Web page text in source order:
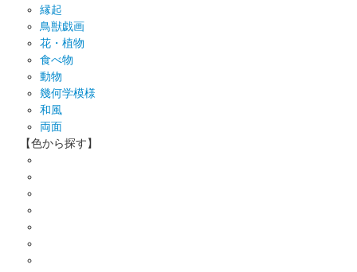
縁起
鳥獣戯画
花・植物
食べ物
動物
幾何学模様
和風
両面
【色から探す】